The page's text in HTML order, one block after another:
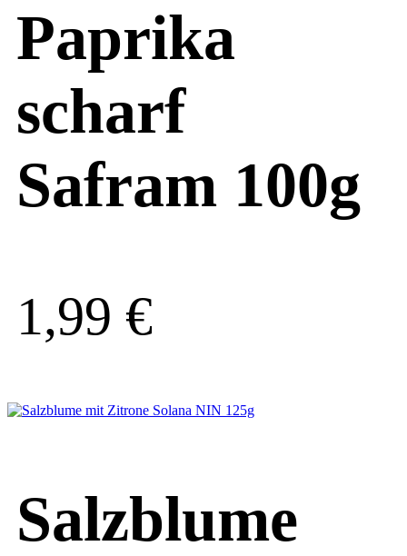
Paprika
scharf
Safram 100g
1,99 €
Salzblume